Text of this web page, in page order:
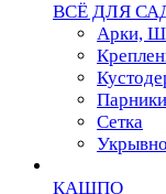
ВСЁ ДЛЯ
Арки,
Сетка
КАШПО